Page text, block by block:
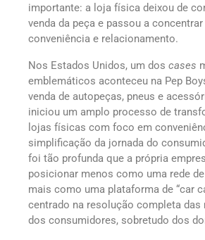
importante: a loja física deixou de
venda da peça e passou a
conveniência e relacionamento.
Nos Estados Unidos, um dos cases
emblemáticos aconteceu na Pep
venda de autopeças, pneus e
iniciou um amplo processo de
lojas físicas com foco em
simplificação da jornada do
foi tão profunda que a própria
posicionar menos como uma rede
mais como uma plataforma de “car
centrado na resolução completa das
dos consumidores, sobretudo dos